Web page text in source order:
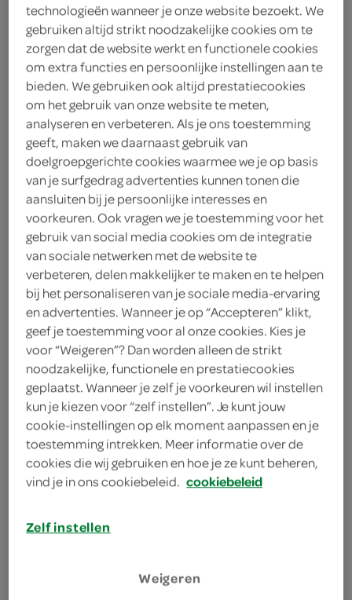
Pedigree kip & eend
bites
Pedigree
2.
69
130 Gram
Let op: aanbiedingen zijn niet zichtbaar bij de
producten, maar worden wél automatisch
verwerkt in de winkelmand.
Pedigree Tasty Minis met kip- en eendsmaak zijn
sappige, hapklare traktaties voor volwassen honden
kip- en eendsmaak
lekkere snack
technologieën wanneer je onze website bezoekt. We
gebruiken altijd strikt noodzakelijke cookies om te
zorgen dat de website werkt en functionele cookies
om extra functies en persoonlijke instellingen aan te
bieden. We gebruiken ook altijd prestatiecookies
om het gebruik van onze website te meten,
analyseren en verbeteren. Als je ons toestemming
geeft, maken we daarnaast gebruik van
doelgroepgerichte cookies waarmee we je op basis
van je surfgedrag advertenties kunnen tonen die
aansluiten bij je persoonlijke interesses en
voorkeuren. Ook vragen we je toestemming voor het
gebruik van social media cookies om de integratie
van sociale netwerken met de website te
verbeteren, delen makkelijker te maken en te helpen
bij het personaliseren van je sociale media-ervaring
en advertenties. Wanneer je op “Accepteren” klikt,
geef je toestemming voor al onze cookies. Kies je
voor “Weigeren”? Dan worden alleen de strikt
noodzakelijke, functionele en prestatiecookies
geplaatst. Wanneer je zelf je voorkeuren wil instellen
kun je kiezen voor “zelf instellen”. Je kunt jouw
cookie-instellingen op elk moment aanpassen en je
toestemming intrekken. Meer informatie over de
cookies die wij gebruiken en hoe je ze kunt beheren,
vind je in ons cookiebeleid. cookiebeleid
Zelf instellen
Weigeren